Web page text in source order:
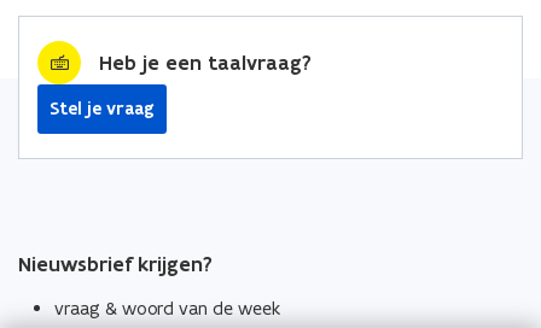
Heb je een taalvraag?
Stel je vraag
Nieuwsbrief krijgen?
vraag & woord van de week